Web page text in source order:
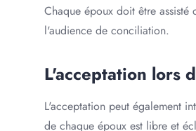
Chaque époux doit être
l'audience de conciliation.
L'acceptation lors
L'acceptation peut également
de chaque époux est libre et